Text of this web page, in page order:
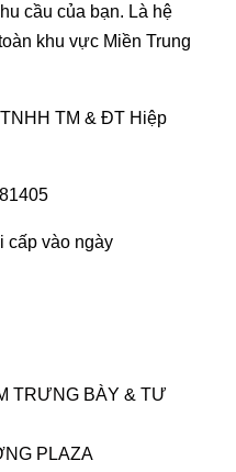
cầu của bạn. Là hệ
khu vực Miền Trung
TM & ĐT Hiệp
vào ngày
TRƯNG BÀY & TƯ
PLAZA